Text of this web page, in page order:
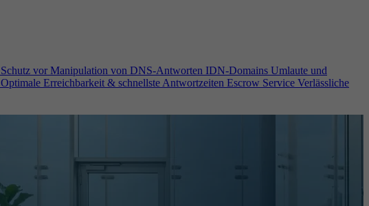
Schutz vor Manipulation von DNS-Antworten IDN-Domains Umlaute und
Optimale Erreichbarkeit & schnellste Antwortzeiten Escrow Service Verlässliche